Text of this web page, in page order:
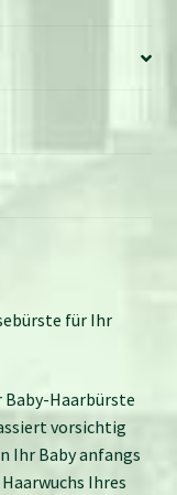
für Ihr
Baby-Haarbürste
vorsichtig
Ihr Baby anfangs
Ihres